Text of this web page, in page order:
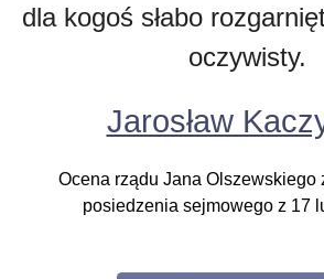
dla kogoś słabo
oczywisty.
Jarosław
Ocena rządu Jana Olszewskiego
posiedzenia sejmowego z 17